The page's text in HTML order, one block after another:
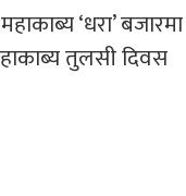
‘धरा’ बजारमा
तुलसी दिवस